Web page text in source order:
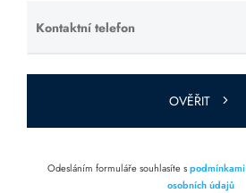
Kontaktní telefon
Ponechte
toto pole
prázdné.
OVĚŘIT
Odesláním formuláře souhlasíte spodmínkami
osobních údajů